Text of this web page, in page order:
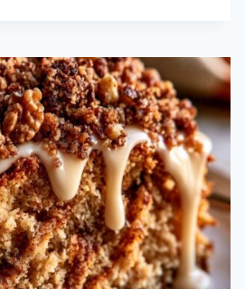
MIT
KARAMELL-
NUSS-
TOPPING